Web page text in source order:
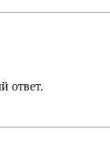
ответ.